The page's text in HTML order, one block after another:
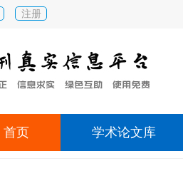
注册
首页 学术论文库